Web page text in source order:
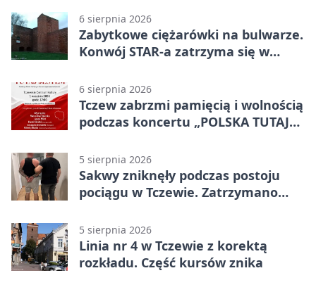
6 sierpnia 2026
Zabytkowe ciężarówki na bulwarze.
Konwój STAR-a zatrzyma się w
6 sierpnia 2026
Tczew zabrzmi pamięcią i wolnością
podczas koncertu „POLSKA TUTAJ
5 sierpnia 2026
Sakwy zniknęły podczas postoju
pociągu w Tczewie. Zatrzymano
5 sierpnia 2026
Linia nr 4 w Tczewie z korektą
rozkładu. Część kursów znika